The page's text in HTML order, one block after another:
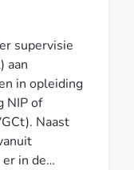
de N=1)
supervisie
aan
in opleiding
NIP of
Naast
in de